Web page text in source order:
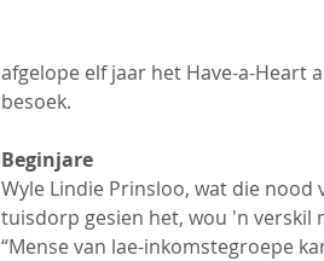
afgelope elf jaar het Have-a-Heart
besoek.
Beginjare
Wyle Lindie Prinsloo, wat die
tuisdorp gesien het, wou 'n verskil
“Mense van lae-inkomstegroepe